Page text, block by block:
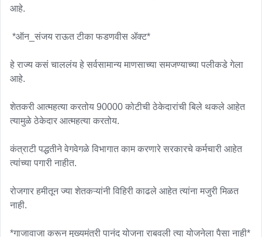
आहे.
हे राज्य कसं चाललंय हे सर्वसामान्य माणसाच्या समजण्याच्या पलीकडे गेला
आहे.
शेतकरी आत्महत्या करतोय 90000 कोटीची ठेकेदारांची बिले थकले आहेत
त्यामुळे ठेकेदार आत्महत्या करतोय.
कंत्राटी पद्धतीने वेगवेगळे विभागात काम करणारे सरकारचे कर्मचारी आहेत
त्यांच्या पगारी नाहीत.
रोजगार हमीतून ज्या शेतकऱ्यांनी विहिरी काढले आहेत त्यांना मजुरी मिळत
नाही.
*गाजावाजा करून मुख्यमंत्री पानंद योजना राबवली त्या योजनेला पैसा नाही*